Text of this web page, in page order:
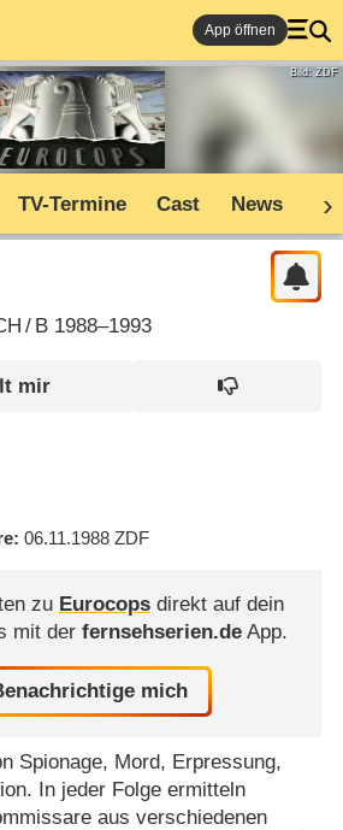
App öffnen
Bild: ZDF
TV-Termine Cast News
/ B1988–1993
06.11.1988 ZDF
zu Eurocopsdirekt auf dein
mit der fernsehserien.deApp.
mich
Spionage, Mord, Erpressung,
In jeder Folge ermitteln
aus verschiedenen